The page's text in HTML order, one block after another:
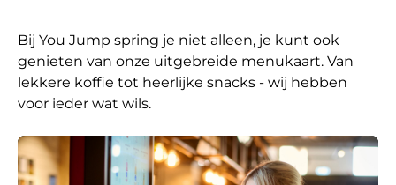
Bij You Jump spring je niet alleen, je kunt ook
genieten van onze uitgebreide menukaart. Van
lekkere koffie tot heerlijke snacks - wij hebben
voor ieder wat wils.